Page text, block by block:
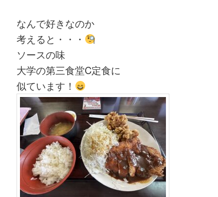
なんで好きなのか
考えると・・・
ソースの味
大学の第三食堂C定食に
似ています！